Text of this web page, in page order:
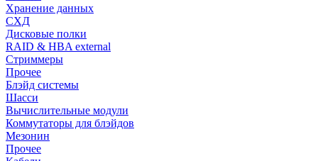
Хранение данных
СХД
Дисковые полки
RAID & HBA external
Стриммеры
Прочее
Блэйд системы
Шасси
Вычислительные модули
Коммутаторы для блэйдов
Мезонин
Прочее